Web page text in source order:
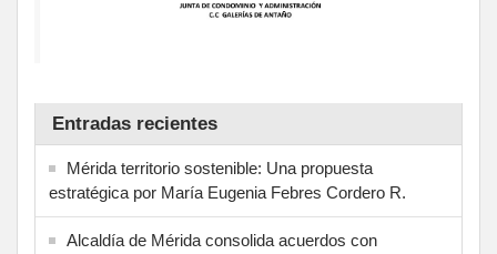
Entradas recientes
Mérida territorio sostenible: Una propuesta
estratégica por María Eugenia Febres Cordero R.
Alcaldía de Mérida consolida acuerdos con